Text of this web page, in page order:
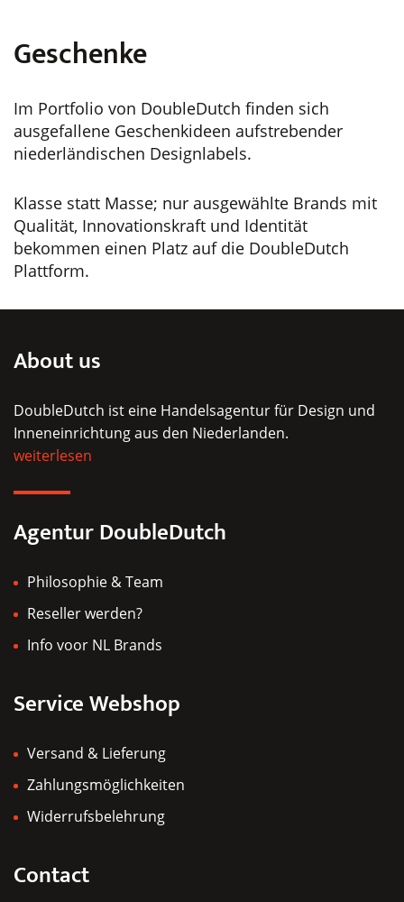
auf
der
Produktseite
Geschenke
Im Portfolio von DoubleDutch finden sich
ausgefallene Geschenkideen aufstrebender
niederländischen Designlabels.
Klasse statt Masse; nur ausgewählte Brands mit
Qualität, Innovationskraft und Identität
bekommen einen Platz auf die DoubleDutch
Plattform.
About us
DoubleDutch ist eine Handelsagentur für Design und
Inneneinrichtung aus den Niederlanden.
weiterlesen
Agentur DoubleDutch
Philosophie & Team
Reseller werden?
Info voor NL Brands
Service Webshop
Versand & Lieferung
Zahlungsmöglichkeiten
Widerrufsbelehrung
Contact